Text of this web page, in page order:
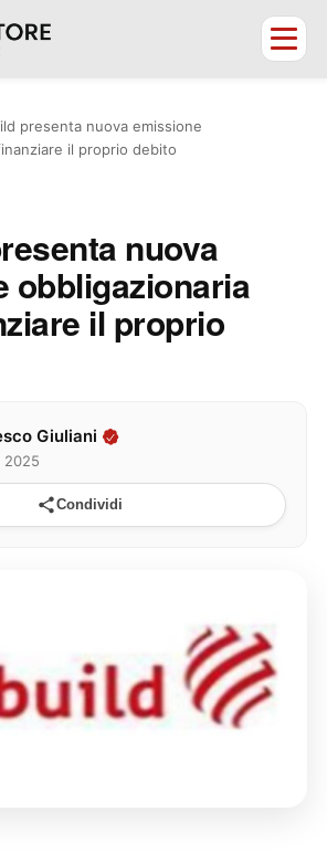
presenta nuova emissione
il proprio debito
nuova
obbligazionaria
il proprio
Giuliani
2025
Condividi